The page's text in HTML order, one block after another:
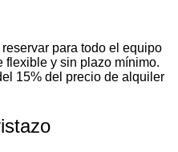
para todo el equipo
flexible y sin plazo mínimo.
15% del precio de alquiler